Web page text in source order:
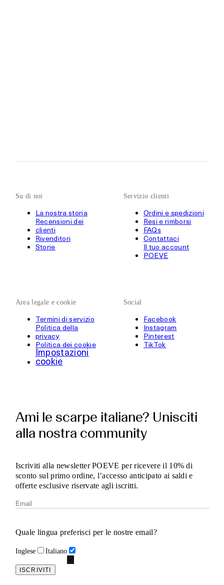
Su di noi
La nostra storia
Recensioni dei
clienti
Rivenditori
Storie
Servizio clienti
Ordini e spedizioni
Resi e rimborsi
FAQs
Contattaci
Il tuo account
POEVE
Area legale e cookie
Termini di servizio
Politica della
privacy
Politica dei cookie
Impostazioni
cookie
Social
Facebook
Instagram
Pinterest
TikTok
Ami le scarpe italiane? Unisciti
alla nostra community
Iscriviti alla newsletter POEVE per ricevere il 10% di
sconto sul primo ordine, l’accesso anticipato ai saldi e
offerte esclusive riservate agli iscritti.
Quale lingua preferisci per le nostre email?
Inglese Italiano
ISCRIVITI